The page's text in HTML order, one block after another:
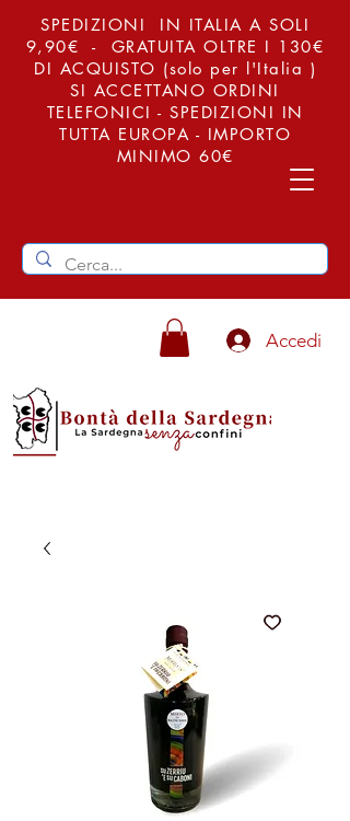
SPEDIZIONI IN ITALIA A SOLI
9,90€ - GRATUITA OLTRE I 130€
DI ACQUISTO (solo per l'Italia )
SI ACCETTANO ORDINI
TELEFONICI - SPEDIZIONI IN
TUTTA EUROPA - IMPORTO
MINIMO 60€
Accedi